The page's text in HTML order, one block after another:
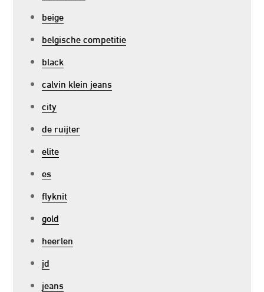
beige
belgische competitie
black
calvin klein jeans
city
de ruijter
elite
es
flyknit
gold
heerlen
jd
jeans